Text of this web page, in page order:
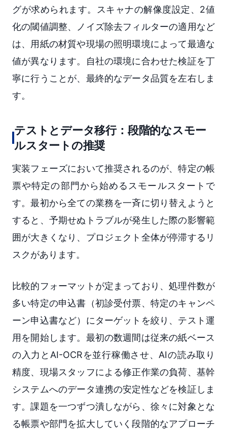
グが求められます。スキャナの解像度設定、2値
化の閾値調整、ノイズ除去フィルターの適用など
は、用紙の材質や現場の照明環境によって最適な
値が異なります。自社の環境に合わせた検証を丁
寧に行うことが、最終的なデータ品質を左右しま
す。
テストとデータ移行：段階的なスモー
ルスタートの推奨
実装フェーズにおいて推奨されるのが、特定の帳
票や特定の部門から始めるスモールスタートで
す。最初から全ての業務を一斉に切り替えようと
すると、予期せぬトラブルが発生した際の影響範
囲が大きくなり、プロジェクト全体が停滞するリ
スクがあります。
比較的フォーマットが定まっており、処理件数が
多い特定の申込書（初診受付票、特定のキャンペ
ーン申込書など）にターゲットを絞り、テスト運
用を開始します。最初の数週間は従来の紙ベース
の入力とAI-OCRを並行稼働させ、AIの読み取り
精度、現場スタッフによる修正作業の負荷、基幹
システムへのデータ連携の安定性などを検証しま
す。課題を一つずつ潰しながら、徐々に対象とな
る帳票や部門を拡大していく段階的なアプローチ